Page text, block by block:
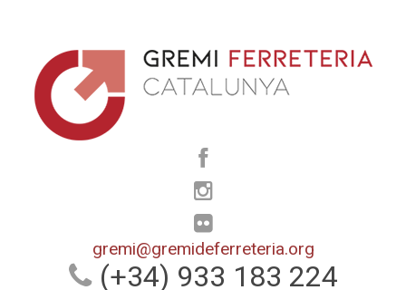
gremi@gremideferreteria.org
(+34) 933 183 224